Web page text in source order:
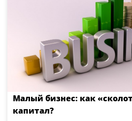
Малый бизнес: как
капитал?